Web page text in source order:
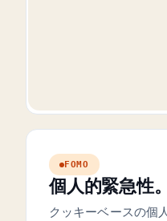
FOMO
個人的緊急性
クッキーベースの個